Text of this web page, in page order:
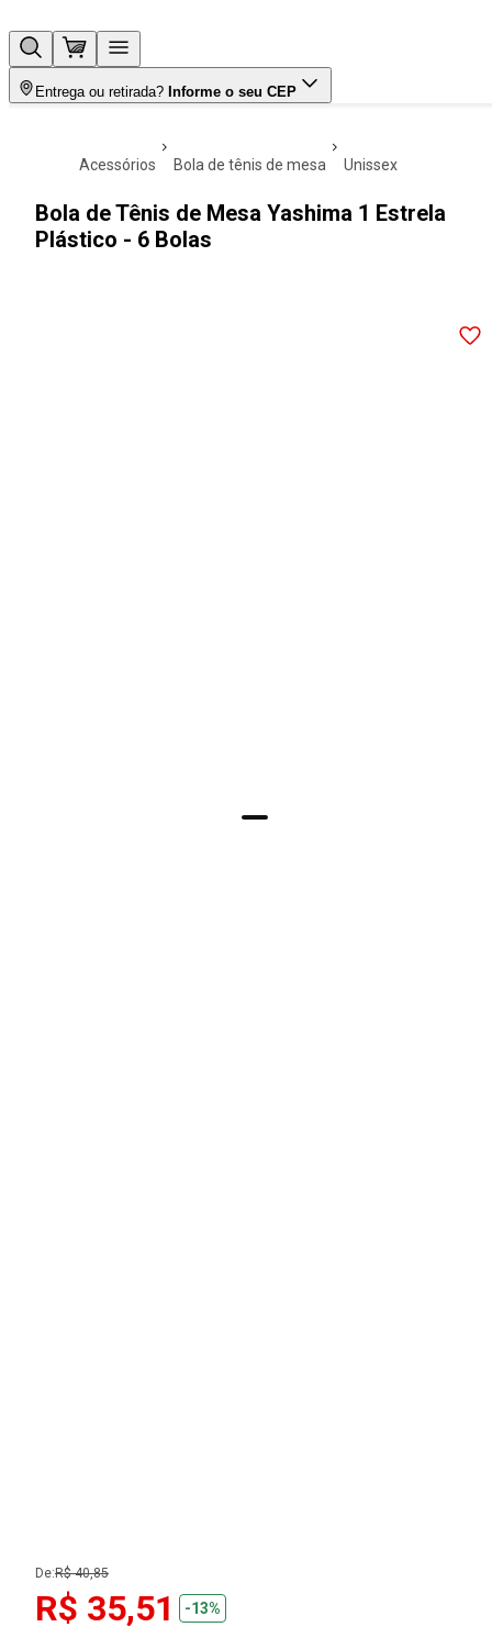
Entrega ou retirada? Informe o seu CEP
acessórios bola de tênis de mesa unissex
Bola de Tênis de Mesa Yashima 1 Estrela
Plástico - 6 Bolas
De:R$ 40,85
R$ 35,51 -13%